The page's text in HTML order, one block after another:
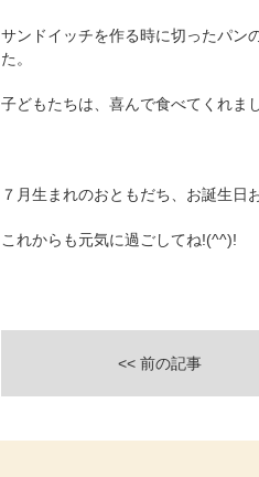
サンドイッチを作る時に切ったパン
た。
子どもたちは、喜んで食べてくれまし
７月生まれのおともだち、お誕生日
これからも元気に過ごしてね!(^^)!
<< 前の記事